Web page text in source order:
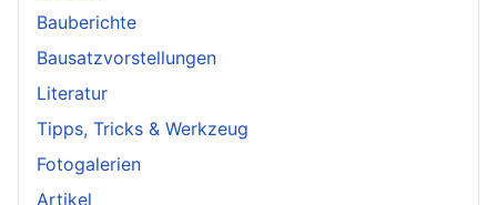
Bauberichte
Bausatzvorstellungen
Literatur
Tipps, Tricks & Werkzeug
Fotogalerien
Artikel